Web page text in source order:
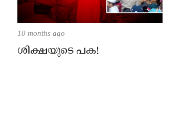
10 months ago
ശിക്ഷയുടെ പക!